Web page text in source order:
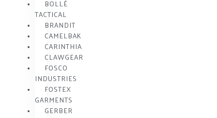
BOLLÉ
TACTICAL
BRANDIT
CAMELBAK
CARINTHIA
CLAWGEAR
FOSCO
INDUSTRIES
FOSTEX
GARMENTS
GERBER